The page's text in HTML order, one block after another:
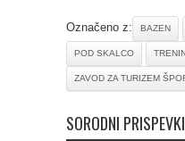
Označeno z: BAZEN
POD SKALCO
ZAVOD ZA TURIZEM
SORODNI PRISPEVKI